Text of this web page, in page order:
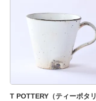
T POTTERY（ティーポタリ